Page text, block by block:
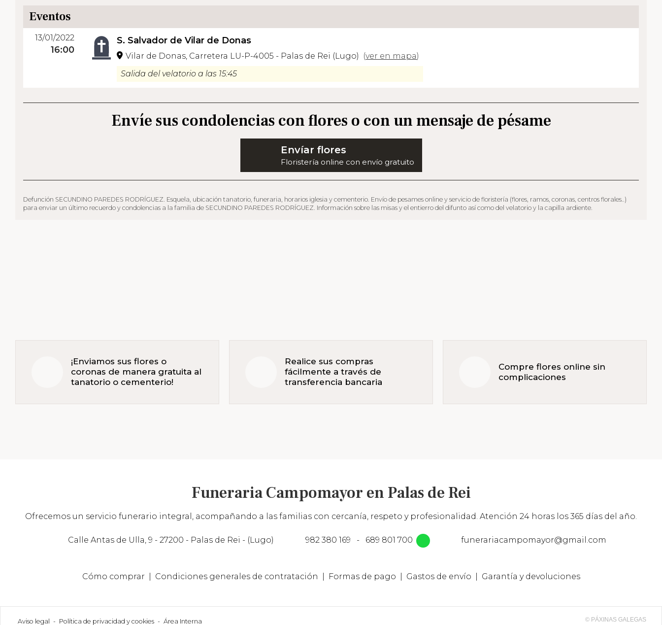
Eventos
13/01/2022
16:00
S. Salvador de Vilar de Donas
Vilar de Donas, Carretera LU-P-4005 - Palas de Rei (Lugo) (ver en mapa)
Salida del velatorio a las 15:45
Envíe sus condolencias con flores o con un mensaje de pésame
Envíar flores
Floristería online con envío gratuito
Defunción SECUNDINO PAREDES RODRÍGUEZ. Esquela, ubicación tanatorio, funeraria, horarios iglesia y cementerio. Envío de pesames online y servicio de floristería (flores, ramos, coronas, centros florales..)
para enviar un último recuerdo y condolencias a la familia de SECUNDINO PAREDES RODRÍGUEZ. Información sobre las misas y el entierro del difunto así como del velatorio y la capilla ardiente.
¡Enviamos sus flores o
coronas de manera gratuita al
tanatorio o cementerio!
Realice sus compras
fácilmente a través de
transferencia bancaria
Compre flores online sin
complicaciones
Funeraria Campomayor en Palas de Rei
Ofrecemos un servicio funerario integral, acompañando a las familias con cercanía, respeto y profesionalidad. Atención 24 horas los 365 días del año.
Calle Antas de Ulla, 9 - 27200 - Palas de Rei - (Lugo) 982 380 169 - 689 801 700 funerariacampomayor@gmail.com
Cómo comprar Condiciones generales de contratación Formas de pago Gastos de envío Garantía y devoluciones
Aviso legal - Política de privacidad y cookies - Área Interna © PÁXINAS GALEGAS